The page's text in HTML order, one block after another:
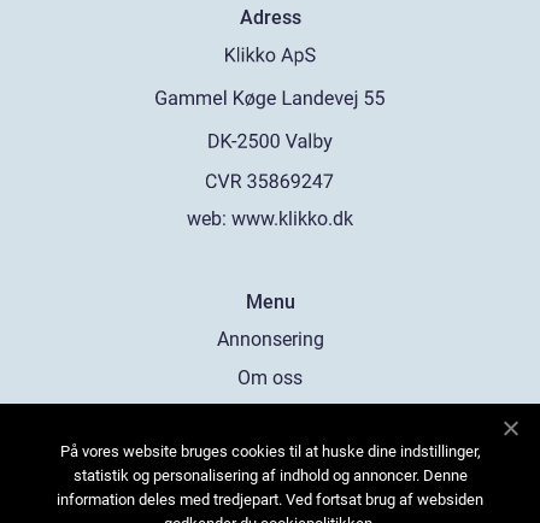
Adress
web: www.klikko.dk
Menu
Annonsering
Om oss
Kontakta oss
Sitemap
På vores website bruges cookies til at huske dine indstillinger,
statistik og personalisering af indhold og annoncer. Denne
information deles med tredjepart. Ved fortsat brug af websiden